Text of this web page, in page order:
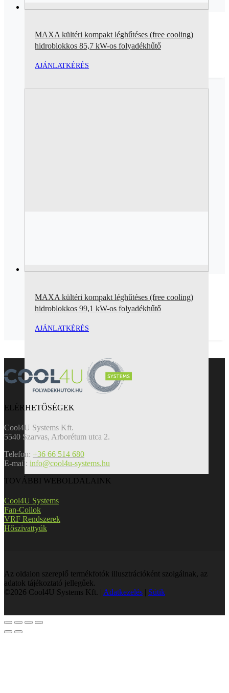
MAXA kültéri kompakt léghűtéses (free cooling)
hidroblokkos 85,7 kW-os folyadékhűtő
AJÁNLATKÉRÉS
MAXA kültéri kompakt léghűtéses (free cooling)
hidroblokkos 99,1 kW-os folyadékhűtő
AJÁNLATKÉRÉS
ELÉRHETŐSÉGEK
Cool4U Systems Kft.
5540 Szarvas, Arborétum utca 2.
Telefon: +36 66 514 680
E-mail: info@cool4u-systems.hu
TOVÁBBI WEBOLDALAINK
Cool4U Systems
Fan-Coilok
VRF Rendszerek
Hőszivattyúk
Az oldalon szereplő termékfotók illusztrációként szolgálnak, az
adatok tájékoztató jellegűek.
©2026 Cool4U Systems Kft. | Adatkezelés | Sütik